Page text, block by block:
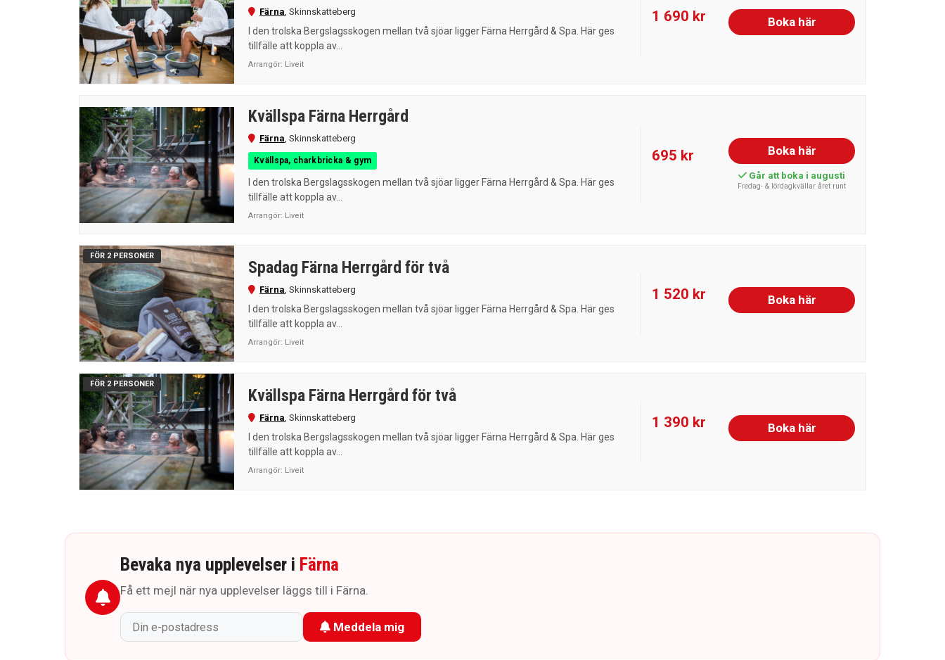
Färna, Skinnskatteberg
I den trolska Bergslagsskogen mellan två sjöar ligger Färna Herrgård & Spa. Här ges
tillfälle att koppla av...
Arrangör: Liveit
1 690 kr Boka här
Kvällspa Färna Herrgård
Färna, Skinnskatteberg
Kvällspa, charkbricka & gym
I den trolska Bergslagsskogen mellan två sjöar ligger Färna Herrgård & Spa. Här ges
tillfälle att koppla av...
Arrangör: Liveit
695 kr Boka här
Går att boka i augusti
Fredag- & lördagkvällar året runt
FÖR 2 PERSONER
Spadag Färna Herrgård för två
Färna, Skinnskatteberg
I den trolska Bergslagsskogen mellan två sjöar ligger Färna Herrgård & Spa. Här ges
tillfälle att koppla av...
Arrangör: Liveit
1 520 kr Boka här
FÖR 2 PERSONER
Kvällspa Färna Herrgård för två
Färna, Skinnskatteberg
I den trolska Bergslagsskogen mellan två sjöar ligger Färna Herrgård & Spa. Här ges
tillfälle att koppla av...
Arrangör: Liveit
1 390 kr Boka här
Bevaka nya upplevelser i Färna
Få ett mejl när nya upplevelser läggs till i Färna.
Meddela mig